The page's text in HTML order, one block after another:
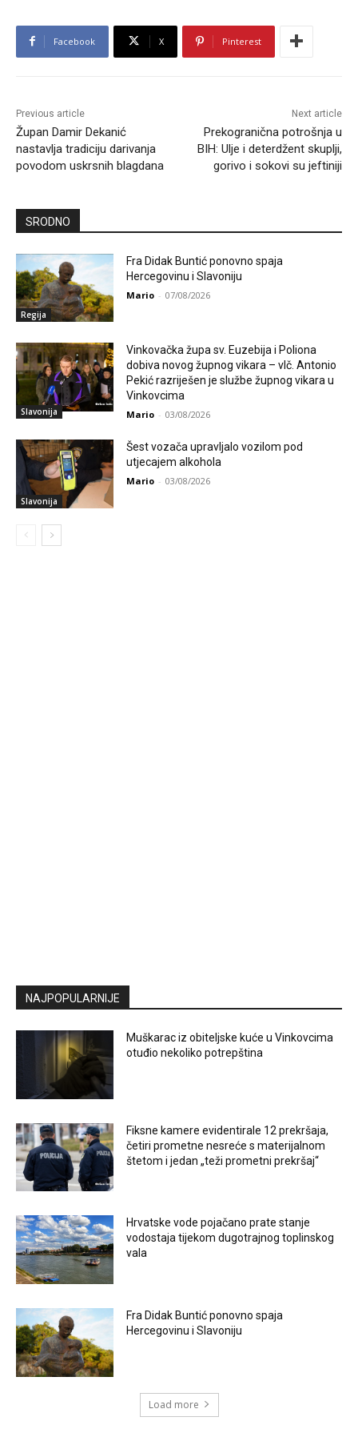
Facebook X Pinterest
Previous article
Župan Damir Dekanić
nastavlja tradiciju darivanja
povodom uskrsnih blagdana
Next article
Prekogranična potrošnja u
BIH: Ulje i deterdžent skuplji,
gorivo i sokovi su jeftiniji
SRODNO
Regija
Fra Didak Buntić ponovno spaja
Hercegovinu i Slavoniju
Mario - 07/08/2026
Slavonija
Vinkovačka župa sv. Euzebija i Poliona
dobiva novog župnog vikara – vlč. Antonio
Pekić razriješen je službe župnog vikara u
Vinkovcima
Mario - 03/08/2026
Slavonija
Šest vozača upravljalo vozilom pod
utjecajem alkohola
Mario - 03/08/2026
NAJPOPULARNIJE
Muškarac iz obiteljske kuće u Vinkovcima
otuđio nekoliko potrepština
Fiksne kamere evidentirale 12 prekršaja,
četiri prometne nesreće s materijalnom
štetom i jedan „teži prometni prekršaj“
Hrvatske vode pojačano prate stanje
vodostaja tijekom dugotrajnog toplinskog
vala
Fra Didak Buntić ponovno spaja
Hercegovinu i Slavoniju
Load more